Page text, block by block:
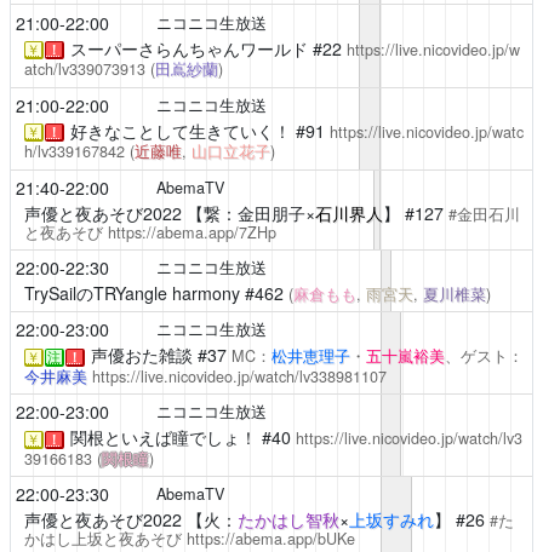
21:00-22:00 ニコニコ生放送
￥ ！ スーパーさらんちゃんワールド #22 https://live.nicovideo.jp/w
atch/lv339073913 (田嶌紗蘭)
21:00-22:00 ニコニコ生放送
￥ ！ 好きなことして生きていく！ #91 https://live.nicovideo.jp/watc
h/lv339167842 (近藤唯, 山口立花子)
21:40-22:00 AbemaTV
声優と夜あそび2022【繋：金田朋子×石川界人 】 #127 #金田石川
と夜あそび https://abema.app/7ZHp
22:00-22:30 ニコニコ生放送
TrySailのTRYangle harmony#462 (麻倉もも, 雨宮天, 夏川椎菜)
22:00-23:00 ニコニコ生放送
￥ 注 ！ 声優おた雑談 #37 MC： 松井恵理子・ 五十嵐裕美、ゲスト：
今井麻美 https://live.nicovideo.jp/watch/lv338981107
22:00-23:00 ニコニコ生放送
￥ ！ 関根といえば瞳でしょ！ #40 https://live.nicovideo.jp/watch/lv3
39166183 (関根瞳)
22:00-23:30 AbemaTV
声優と夜あそび2022【火： たかはし智秋×上坂すみれ】 #26 #た
かはし上坂と夜あそび https://abema.app/bUKe